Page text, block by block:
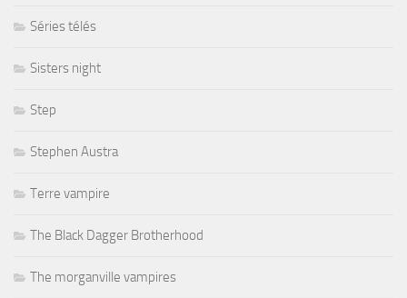
Séries télés
Sisters night
Step
Stephen Austra
Terre vampire
The Black Dagger Brotherhood
The morganville vampires